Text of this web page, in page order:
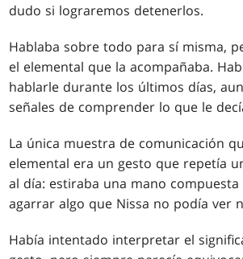
dudo si lograremos detenerlos.
Hablaba sobre todo para sí misma,
el elemental que la acompañaba.
hablarle durante los últimos días,
señales de comprender lo que le
La única muestra de comunicación
elemental era un gesto que repetía
al día: estiraba una mano
agarrar algo que Nissa no podía ver
Había intentado interpretar el